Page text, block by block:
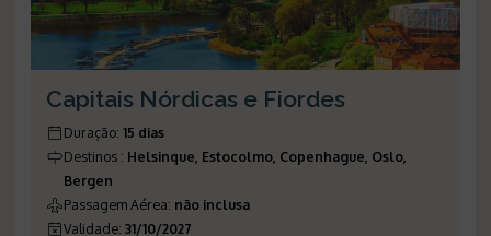
Capitais Nórdicas e Fiordes
Duração: 15 dias
Destinos : Helsinque, Estocolmo, Copenhague, Oslo,
Bergen
Passagem Aérea: não inclusa
Validade: 31/10/2027